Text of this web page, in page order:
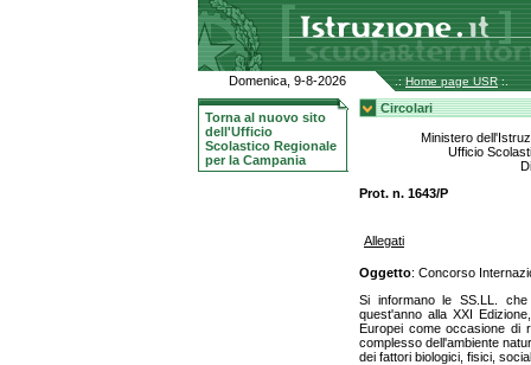
Domenica, 9-8-2026 .: Home page USR :.
Torna al nuovo sito
dell'Ufficio
Scolastico Regionale
per la Campania
Circolari
Ministero
Ufficio
Prot. n. 1643/P
Allegati
Oggetto: Concorso
Si informano le SS.LL.
quest'anno alla XXI
Europei come occasione di
complesso dell'ambiente
dei fattori biologici, fisici,